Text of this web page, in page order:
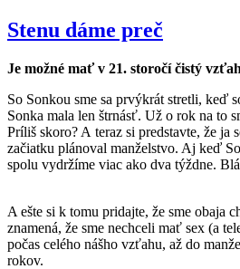
Stenu dáme preč
Je možné mať v 21. storočí čistý
So Sonkou sme sa prvýkrát stretli, keď
Sonka mala len štrnásť. Už o rok na to
Príliš skoro? A teraz si predstavte, že ja
začiatku plánoval manželstvo. Aj keď
spolu vydržíme viac ako dva týždne.
A ešte si k tomu pridajte, že sme obaja
znamená, že sme nechceli mať sex (a
počas celého nášho vzťahu, až do
rokov.